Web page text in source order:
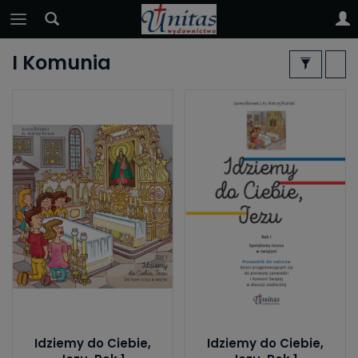
I Komunia
Idziemy do Ciebie,
Idziemy do Ciebie,